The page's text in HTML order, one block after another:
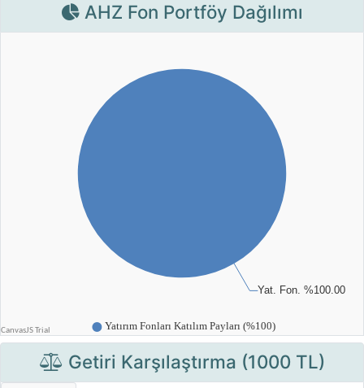
AHZ Fon Portföy Dağılımı
Getiri Karşılaştırma (1000 TL)